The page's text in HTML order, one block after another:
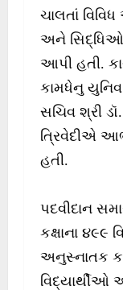
ચાલતાં
અને સિદ્ધિઓ
આપી હતી.
કામધેનુ
સચિવ શ્રી
ત્રિવેદીએ
હતી.
પદવીદાન
કક્ષાના ૪૯૯
અનુસ્નાતક
વિદ્યાર્થીઓ